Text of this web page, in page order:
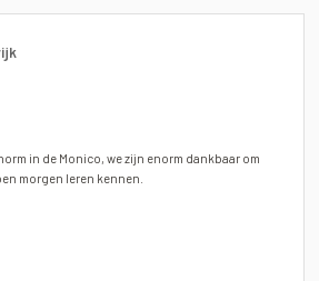
in de Monico, we zijn enorm dankbaar om
morgen leren kennen.